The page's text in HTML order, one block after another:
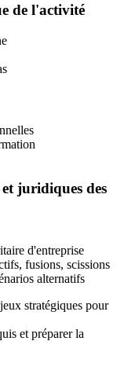
de l'activité
juridiques des
d'entreprise
fusions, scissions
alternatifs
stratégiques pour
et préparer la